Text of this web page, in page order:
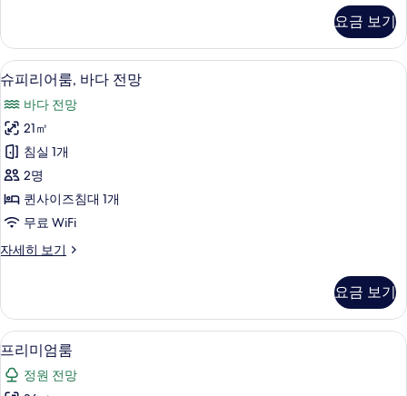
모
두
보
기
바
다
전
망
자
세
히
보
기
요금 보기
슈
피
리
어
룸,
바
다
전
망
진
모
두
보
슈피리어룸, 바다 전망 | 미니바, 객실
5
슈피리어룸, 바다 전망
바다 전망
21㎡
침실 1개
2명
퀸사이즈침대 1개
무료 WiFi
자세히 보기
슈
룸,
바
다
망
요금 보기
프
리
미
미니바, 객실 내 금고, 책상, 노트북 작
4
프리미엄룸
정원 전망